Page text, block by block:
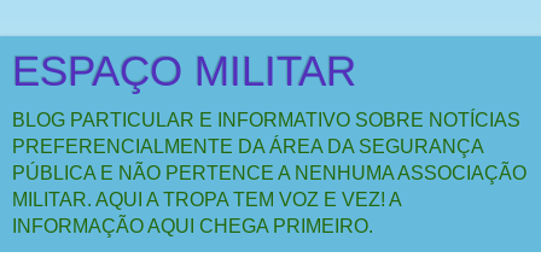
ESPAÇO MILITAR
BLOG PARTICULAR E INFORMATIVO SOBRE NOTÍCIAS
PREFERENCIALMENTE DA ÁREA DA SEGURANÇA
PÚBLICA E NÃO PERTENCE A NENHUMA ASSOCIAÇÃO
MILITAR. AQUI A TROPA TEM VOZ E VEZ! A
INFORMAÇÃO AQUI CHEGA PRIMEIRO.